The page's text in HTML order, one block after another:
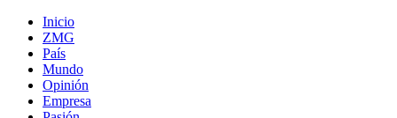
Inicio
ZMG
País
Mundo
Opinión
Empresa